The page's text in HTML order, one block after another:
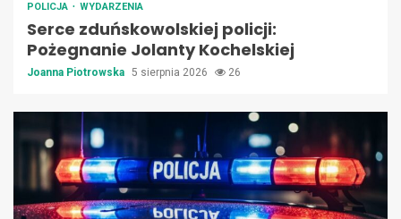
POLICJA WYDARZENIA
Serce zduńskowolskiej policji:
Pożegnanie Jolanty Kochelskiej
Joanna Piotrowska 5 sierpnia 2026 26